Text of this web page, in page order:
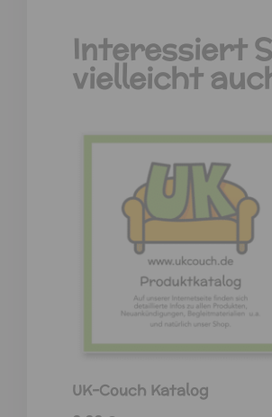
Interessiert
vielleicht
UK-Couch Katalog